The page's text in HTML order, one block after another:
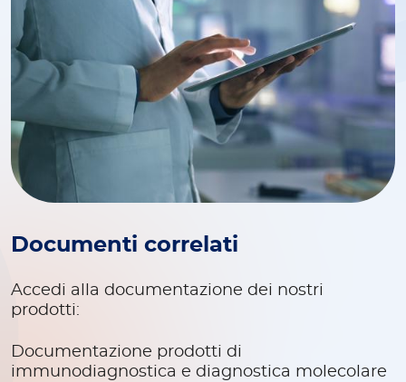
Documenti correlati
Accedi alla documentazione dei nostri
prodotti:
Documentazione prodotti di
immunodiagnostica e diagnostica molecolare